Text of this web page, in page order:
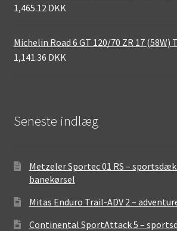
1,465.12 DKK
Michelin Road 6 GT 120/70 ZR 17
1,141.36 DKK
Seneste indlæg
Metzeler Sportec 01 RS –
banekørsel
Mitas Enduro Trail-ADV 2 –
Continental SportAttack 5 –